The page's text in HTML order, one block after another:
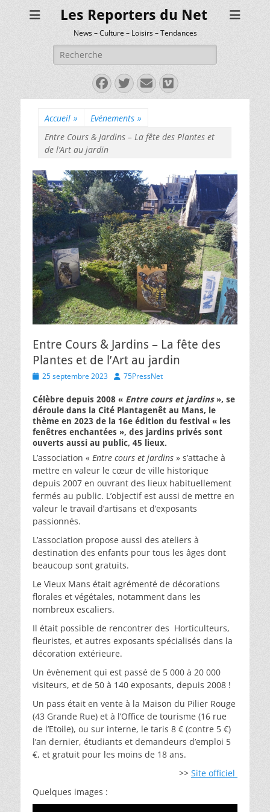
Les Reporters du Net
News – Culture – Loisirs – Tendances
Rechercher :
Facebook
Twitter
E-
mail
Vimeo
Accueil » Evénements »
Entre Cours & Jardins – La fête des Plantes et
de l’Art au jardin
Entre Cours & Jardins – La fête des
Plantes et de l’Art au jardin
Posted
25 septembre 2023 Author
75PressNet
Célèbre depuis 2008 « Entre cours et jardins», se
déroule dans la Cité Plantagenêt au Mans, le
thème en 2023 de la 16e édition du festival « les
fenêtres enchantées », des jardins privés sont
ouverts aussi au public, 45 lieux.
L’association « Entre cours et jardins » s’attache à
mettre en valeur le cœur de ville historique
depuis 2007 en ouvrant des lieux habituellement
fermés au public. L’objectif est aussi de mettre en
valeur le travail d’artisans et d’exposants
passionnés.
L’association propose aussi des ateliers à
destination des enfants pour tous les âges dont
beaucoup sont gratuits.
Le Vieux Mans était agrémenté de décorations
florales et végétales, notamment dans les
nombreux escaliers.
Il était possible de rencontrer des Horticulteurs,
fleuristes, et autres exposants spécialisés dans la
décoration extérieure.
Un évènement qui est passé de 5 000 à 20 000
visiteurs, et de 50 à 140 exposants, depuis 2008 !
Un pass était en vente à la Maison du Pilier Rouge
(43 Grande Rue) et à l’Office de tourisme (16 rue
de l’Etoile), ou sur interne, le taris 8 € (contre 5 €)
l’an dernier, étudiants et demandeurs d’emploi 5
€, et gratuit pour les moins de 18 ans.
>> Site officiel
Quelques images :